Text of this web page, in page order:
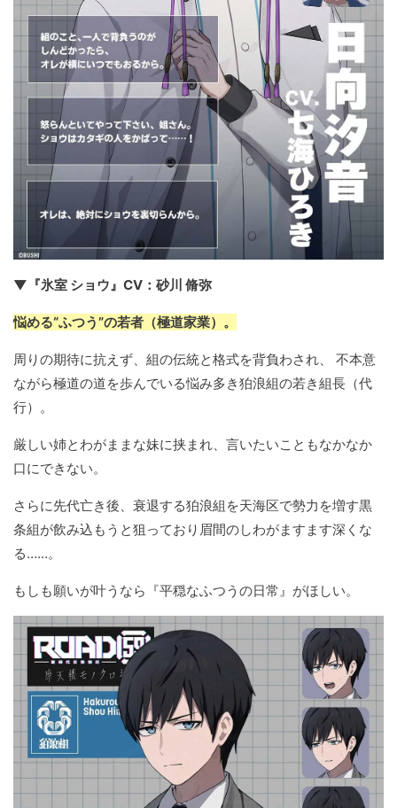
▼『氷室 ショウ』CV：砂川 脩弥
悩める“ふつう”の若者（極道家業）。
周りの期待に抗えず、組の伝統と格式を背負わされ、 不本意
ながら極道の道を歩んでいる悩み多き狛浪組の若き組長（代
行）。
厳しい姉とわがままな妹に挟まれ、言いたいこともなかなか
口にできない。
さらに先代亡き後、衰退する狛浪組を天海区で勢力を増す黒
条組が飲み込もうと狙っており眉間のしわがますます深くな
る……。
もしも願いが叶うなら『平穏なふつうの日常』がほしい。